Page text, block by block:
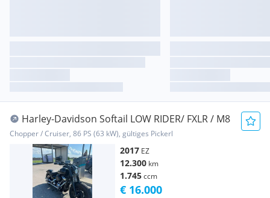
Harley-Davidson Softail LOW RIDER/ FXLR / M8
Chopper / Cruiser, 86 PS (63 kW), gültiges Pickerl
2017 EZ
12.300 km
1.745ccm
€ 16.000